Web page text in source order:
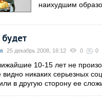
наихудшим
25 декабрь 2008, 16:12 0 0
10-15 лет не
никаких серьезных
в другую сторону ее